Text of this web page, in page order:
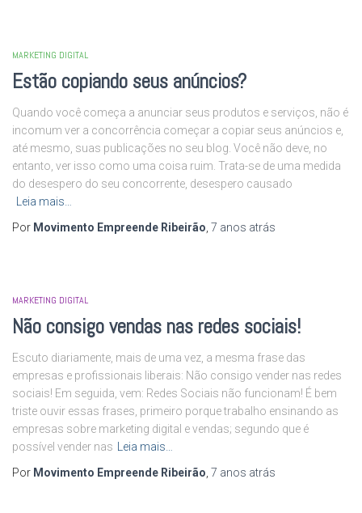
MARKETING DIGITAL
Estão copiando seus anúncios?
Quando você começa a anunciar seus produtos e serviços, não é
incomum ver a concorrência começar a copiar seus anúncios e,
até mesmo, suas publicações no seu blog. Você não deve, no
entanto, ver isso como uma coisa ruim. Trata-se de uma medida
do desespero do seu concorrente, desespero causado
Leia mais…
Por Movimento Empreende Ribeirão 7 anos atrás
MARKETING DIGITAL
Não consigo vendas nas redes sociais!
Escuto diariamente, mais de uma vez, a mesma frase das
empresas e profissionais liberais: Não consigo vender nas redes
sociais! Em seguida, vem: Redes Sociais não funcionam! É bem
triste ouvir essas frases, primeiro porque trabalho ensinando as
empresas sobre marketing digital e vendas; segundo que é
possível vender nas
Leia mais…
Por Movimento Empreende Ribeirão 7 anos atrás